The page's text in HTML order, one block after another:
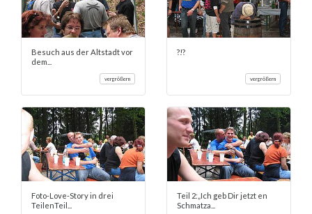
Besuch aus der Altstadt vor
dem...
vergrößern
?!?
vergrößern
Foto-Love-Story in drei
TeilenTeil...
Teil 2:„Ich geb Dir jetzt en
Schmatza...